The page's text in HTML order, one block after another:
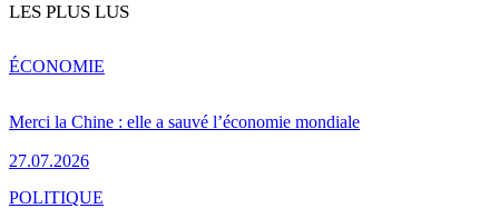
LES PLUS LUS
Merci la Chine : elle a sauvé l’économie mondiale
27.07.2026
ÉCONOMIE
POLITIQUE